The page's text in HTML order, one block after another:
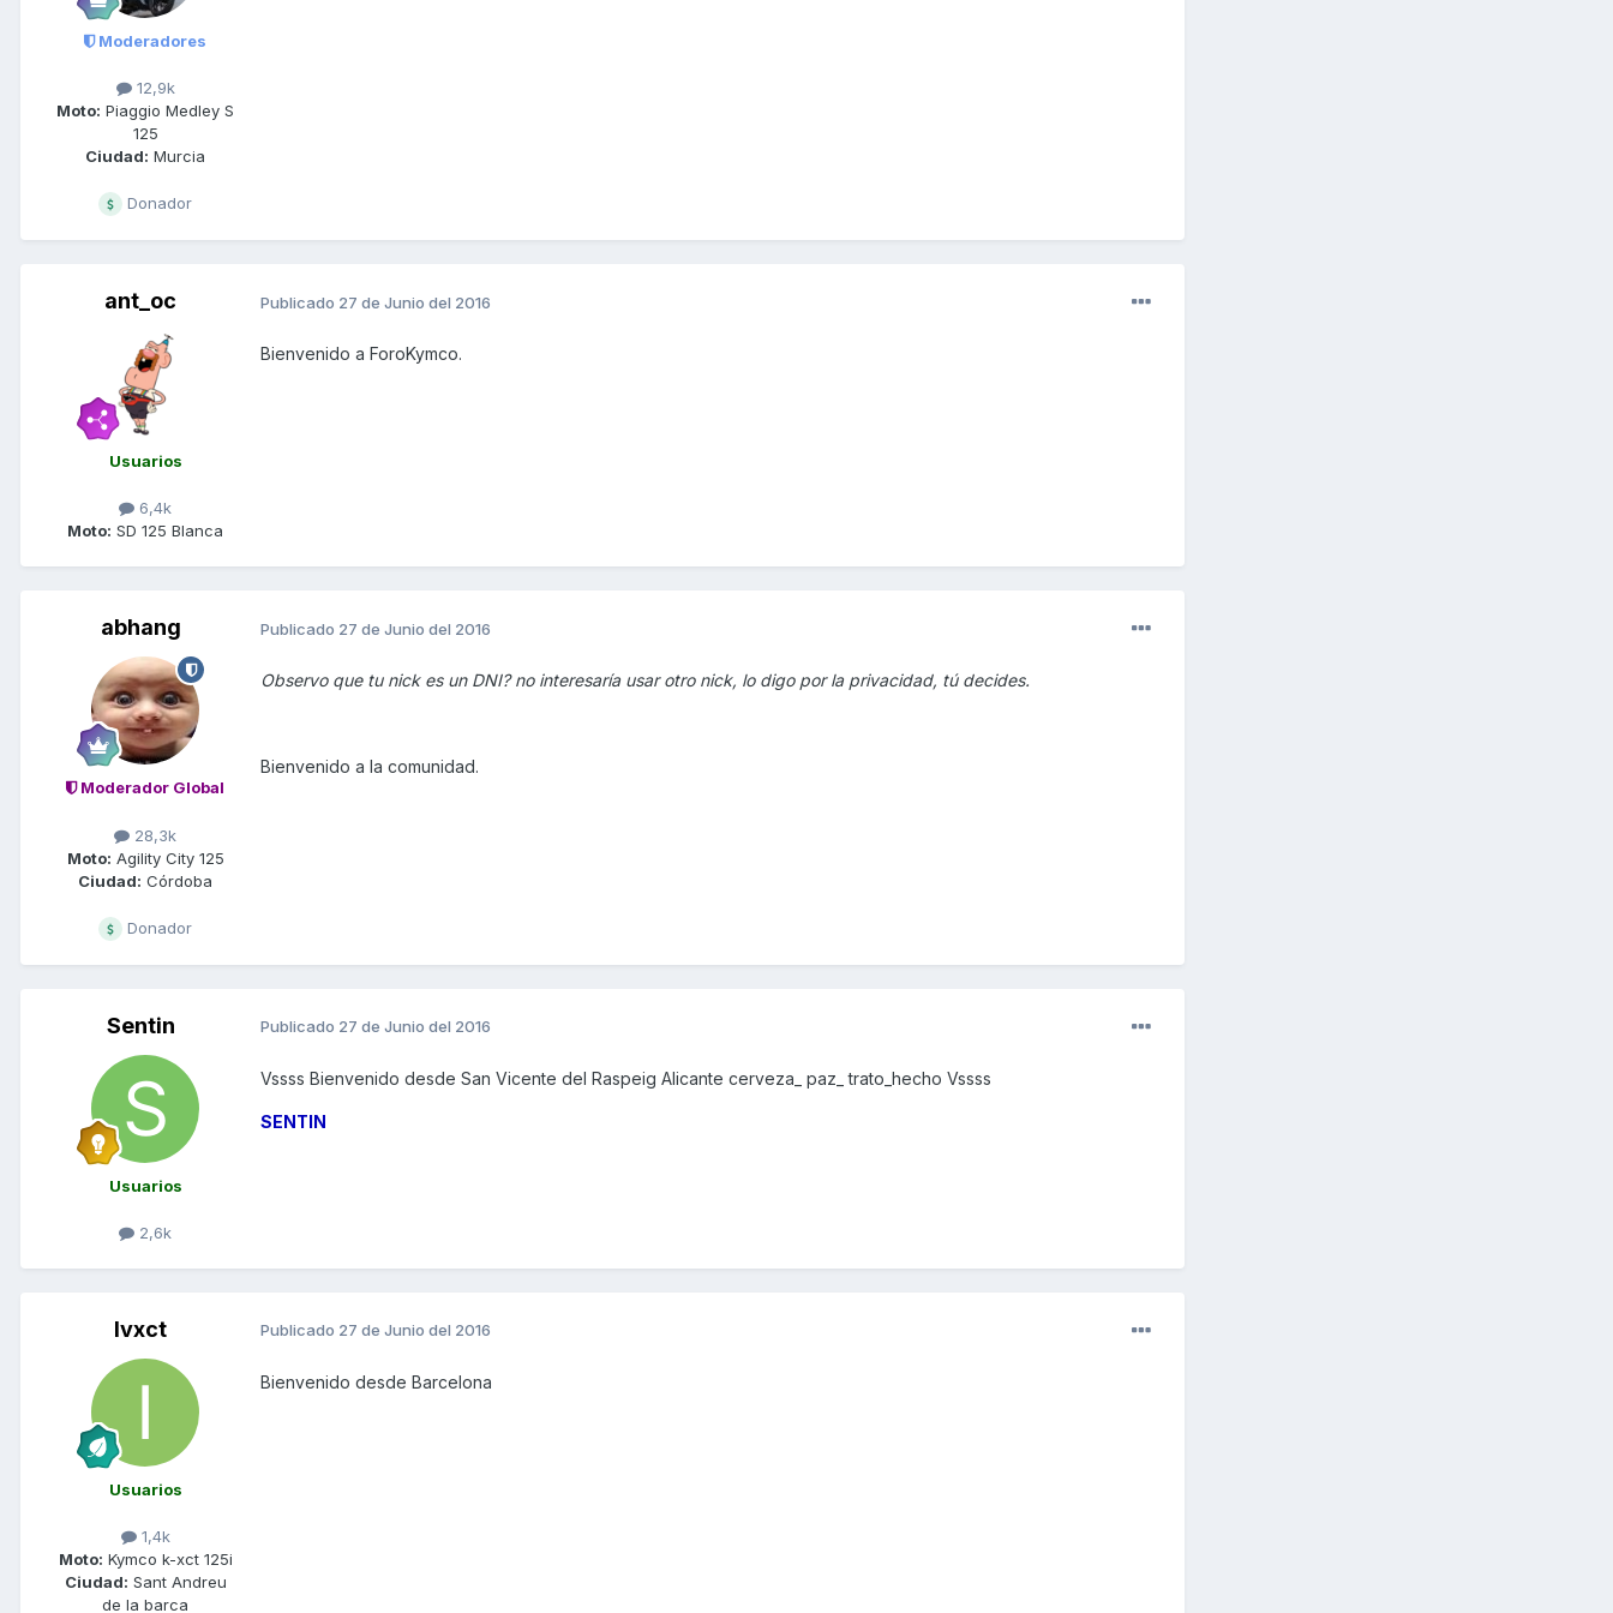
Moderadores
12,9k
Moto: Piaggio Medley S
125
Ciudad: Murcia
Donador
ant_oc
Usuarios
6,4k
Moto: SD 125 Blanca
Publicado 27 de Junio del 2016
Bienvenido a ForoKymco.
abhang
Moderador Global
28,3k
Moto: Agility City 125
Ciudad: Córdoba
Donador
Publicado 27 de Junio del 2016
Observo que tu nick es un DNI? no interesaría usar otro nick, lo digo por la privacidad, tú decides.
Bienvenido a la comunidad.
Sentin
Usuarios
2,6k
Publicado 27 de Junio del 2016
Vssss Bienvenido desde San Vicente del Raspeig Alicante cerveza_ paz_ trato_hecho Vssss
SENTIN
Ivxct
Usuarios
1,4k
Moto: Kymco k-xct 125i
Ciudad: Sant Andreu
de la barca
Publicado 27 de Junio del 2016
Bienvenido desde Barcelona